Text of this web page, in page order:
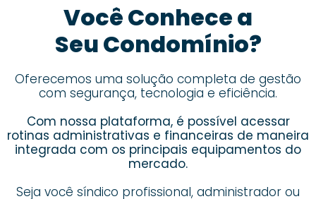
Você Conhece a
Seu Condomínio?
Oferecemos uma solução completa de gestão
com segurança, tecnologia e eficiência.
Com nossa plataforma, é possível acessar
rotinas administrativas e financeiras de maneira
integrada com os principais equipamentos do
mercado.
Seja você síndico profissional, administrador ou